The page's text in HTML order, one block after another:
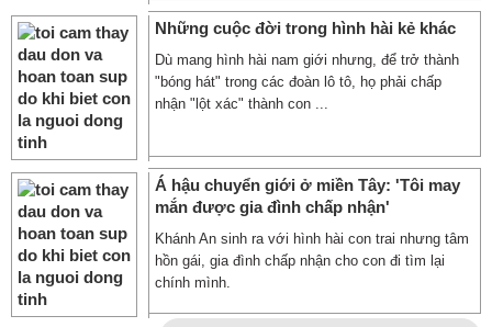
Những cuộc đời trong hình hài kẻ khác
Dù mang hình hài nam giới nhưng, để trở thành
"bóng hát" trong các đoàn lô tô, họ phải chấp
nhận "lột xác" thành con ...
Á hậu chuyển giới ở miền Tây: 'Tôi may
mắn được gia đình chấp nhận'
Khánh An sinh ra với hình hài con trai nhưng tâm
hồn gái, gia đình chấp nhận cho con đi tìm lại
chính mình.